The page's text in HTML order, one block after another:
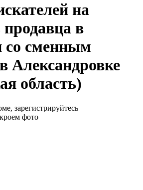
на
в
со сменным
Александровке
область)
зарегистрируйтесь
фото